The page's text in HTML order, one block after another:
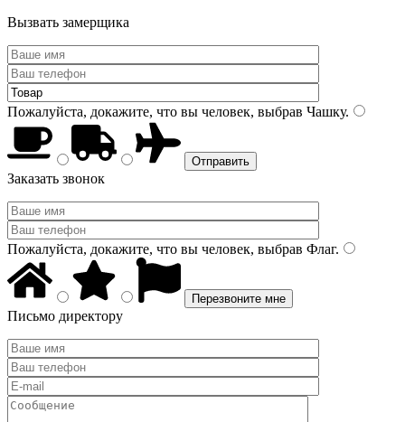
Вызвать замерщика
Пожалуйста, докажите, что вы человек, выбрав Чашку.
Заказать звонок
Пожалуйста, докажите, что вы человек, выбрав Флаг.
Письмо директору